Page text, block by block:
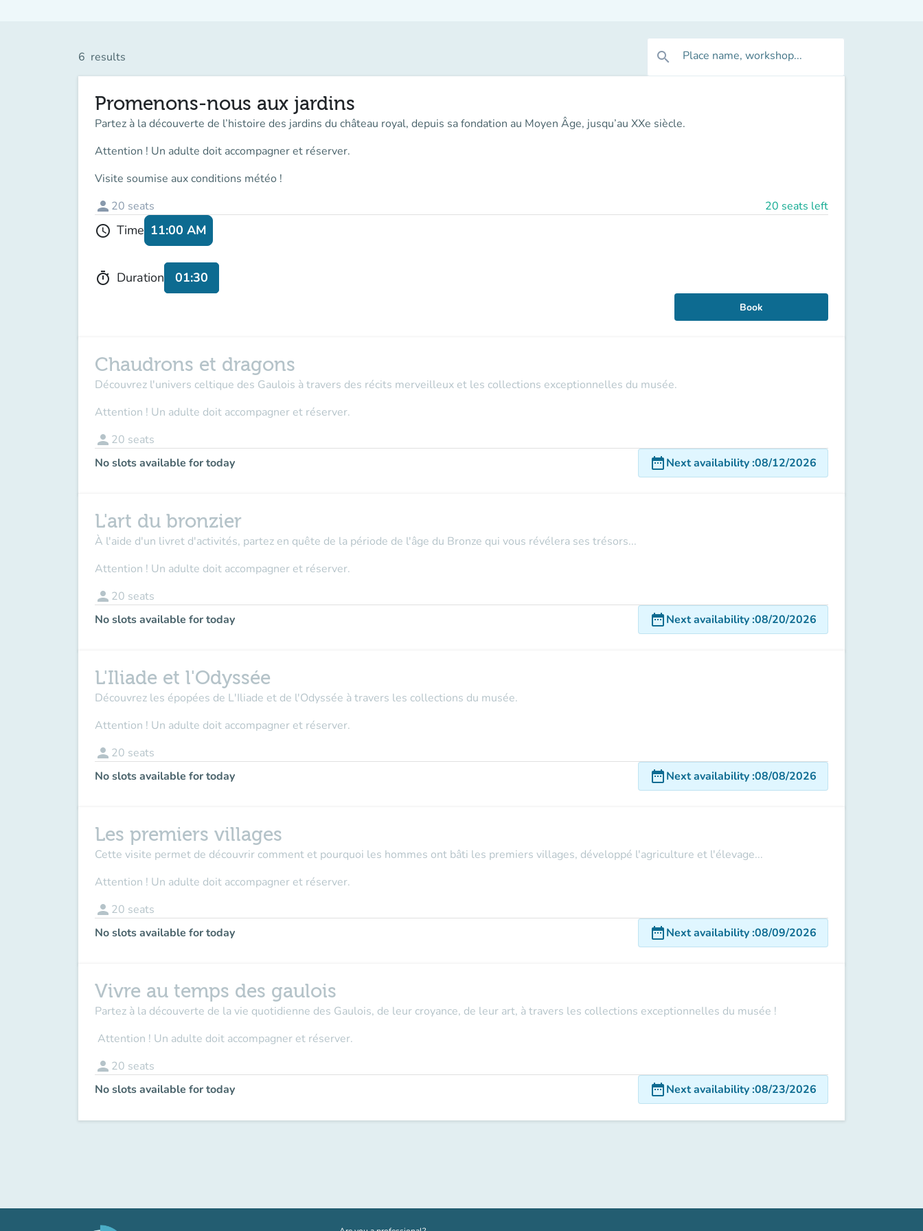
6 results search Place name, workshop...
Promenons-nous aux jardins
Partez à la découverte de l’histoire des jardins du château royal, depuis sa fondation au Moyen Âge, jusqu’au XXe siècle.
Attention ! Un adulte doit accompagneret réserver.
Visite soumise aux conditions météo !
person 20 seats 20 seats left
schedule Time 11:00 AM
timer Duration 01:30
Book
Chaudrons et dragons
Découvrez l'univers celtique des Gaulois à travers des récits merveilleux et les collections exceptionnelles du musée.
Attention ! Un adulte doit accompagner et réserver.
person 20 seats
No slots available for today
date_rangeNext availability:08/12/2026
L'art du bronzier
À l'aide d'un livret d'activités, partez en quête de la période de l'âge du Bronze qui vous révélera ses trésors...
Attention ! Un adulte doit accompagner et réserver.
person 20 seats
No slots available for today
date_rangeNext availability:08/20/2026
L'Iliade et l'Odyssée
Découvrez les épopées de L'Iliade et de l'Odyssée à travers les collections du musée.
Attention ! Un adulte doit accompagner et réserver.
person 20 seats
No slots available for today
date_rangeNext availability:08/08/2026
Les premiers villages
Cette visite permet de découvrir comment et pourquoi les hommes ont bâti les premiers villages, développé l'agriculture et l'élevage...
Attention ! Un adulte doit accompagner et réserver.
person 20 seats
No slots available for today
date_rangeNext availability:08/09/2026
Vivre au temps des gaulois
Partez à la découverte de la vie quotidienne des Gaulois, de leur croyance, de leur art, à travers les collections exceptionnelles du musée !
Attention ! Un adulte doit accompagner et réserver.
person 20 seats
No slots available for today
date_rangeNext availability:08/23/2026